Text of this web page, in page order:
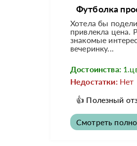
Футболка
Хотела бы
привлекла цена.
знакомые
вечеринку...
Достоинства:
Недостатки: Нет
👍 Полезный
Смотреть